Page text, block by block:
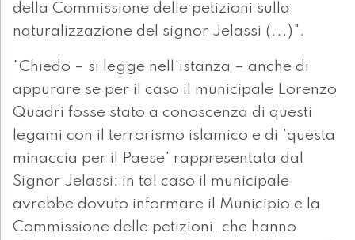
della Commissione delle petizioni sulla
naturalizzazione del signor Jelassi (...)".
"Chiedo – si legge nell'istanza – anche di
appurare se per il caso il municipale Lorenzo
Quadri fosse stato a conoscenza di questi
legami con il terrorismo islamico e di 'questa
minaccia per il Paese' rappresentata dal
Signor Jelassi: in tal caso il municipale
avrebbe dovuto informare il Municipio e la
Commissione delle petizioni, che hanno